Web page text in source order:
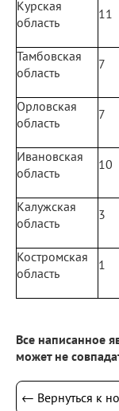
Курская
область
11
Тамбовская
область
7
Орловская
область
7
Ивановская
область
10
Калужская
область
3
Костромская
область
1
Все написанное
может не
← Вернуться к